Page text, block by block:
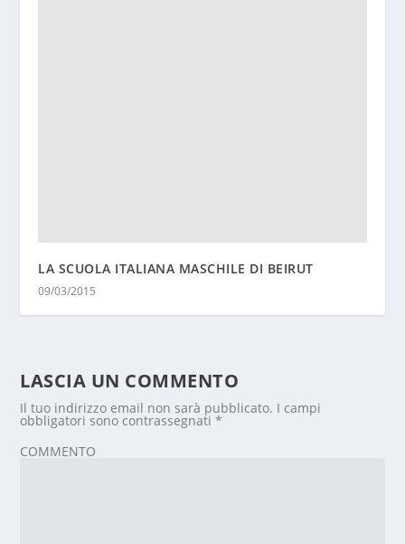
LA SCUOLA ITALIANA MASCHILE DI BEIRUT
09/03/2015
LASCIA UN COMMENTO
Il tuo indirizzo email non sarà pubblicato. I campi
obbligatori sono contrassegnati*
COMMENTO